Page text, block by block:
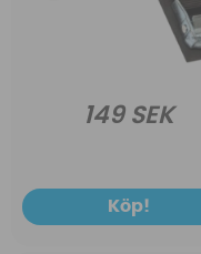
149 SEK
Köp!